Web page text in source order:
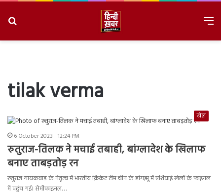
tilak verma
खेल
6 October 2023 - 12:24 PM
रुतुराज-तिलक ने मचाई तबाही, बांग्लादेश के खिलाफ
बनाए ताबड़तोड़ रन
रुतुराज गायकवाड़ के नेतृत्व में भारतीय क्रिकेट टीम चीन के हांगझू में एशियाई खेलों के फाइनल
में पहुंच गई। सेमीफाइनल…